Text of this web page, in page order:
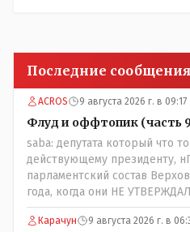
Последние сообщения
ACROS 9 августа 2026 г. в 09:17
Флуд и оффтопик (часть
saba: депутата который что
действующему президенту,
парламентский состав
года, когда они НЕ
Назарбаева, особенно в
некоторых вопросах
Карачун 9 августа 2026 г. в